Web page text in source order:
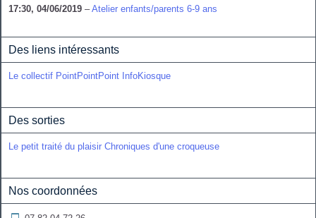
17:30, 04/06/2019 –Atelier enfants/parents 6-9 ans
Des liens intéressants
Le collectif PointPointPoint InfoKiosque
Des sorties
Le petit traité du plaisir Chroniques d'une croqueuse
Nos coordonnées